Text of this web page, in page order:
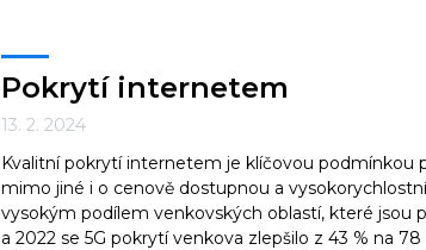
Pokrytí internetem
13. 2. 2024
Kvalitní pokrytí internetem je klíčovou podmínkou
mimo jiné i o cenově dostupnou a
vysokým podílem venkovských oblastí, které jsou
a 2022 se 5G pokrytí venkova zlepšilo z 43 % na